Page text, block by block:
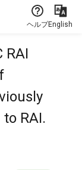
ヘルプEnglish
RAI
RAI.